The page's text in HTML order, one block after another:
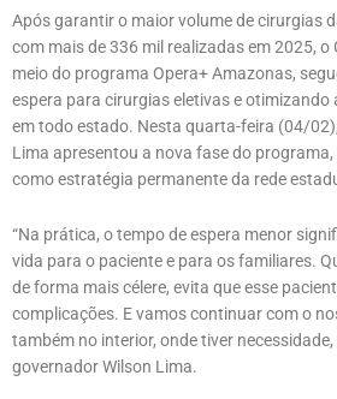
Após garantir o maior volume de cirurgias
com mais de 336 mil realizadas em 2025, o
meio do programa Opera+ Amazonas,
espera para cirurgias eletivas e otimizando
em todo estado. Nesta quarta-feira (04/
Lima apresentou a nova fase do
como estratégia permanente da rede
“Na prática, o tempo de espera menor
vida para o paciente e para os familiares.
de forma mais célere, evita que esse
complicações. E vamos continuar com o
também no interior, onde tiver
governador Wilson Lima.